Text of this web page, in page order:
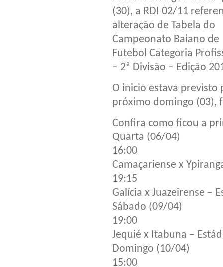
(30), a RDI 02/11
alteração de Tabela do
Campeonato Baiano de
Futebol Categoria
– 2ª Divisão – Edição
O inicio estava previsto
próximo domingo (03),
Confira como ficou a
Quarta (06/04)
16:00
Camaçariense x
19:15
Galícia x Juazeirense –
Sábado (09/04)
19:00
Jequié x Itabuna –
Domingo (10/04)
15:00